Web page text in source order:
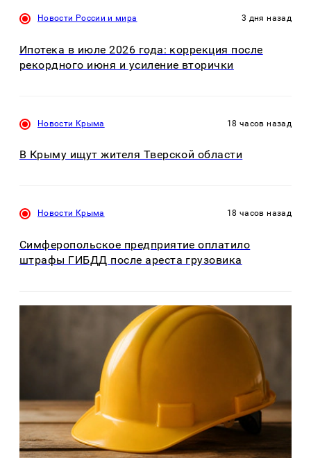
Новости России и мира 3 дня назад
Ипотека в июле 2026 года: коррекция после
рекордного июня и усиление вторички
Новости Крыма 18 часов назад
В Крыму ищут жителя Тверской области
Новости Крыма 18 часов назад
Симферопольское предприятие оплатило
штрафы ГИБДД после ареста грузовика